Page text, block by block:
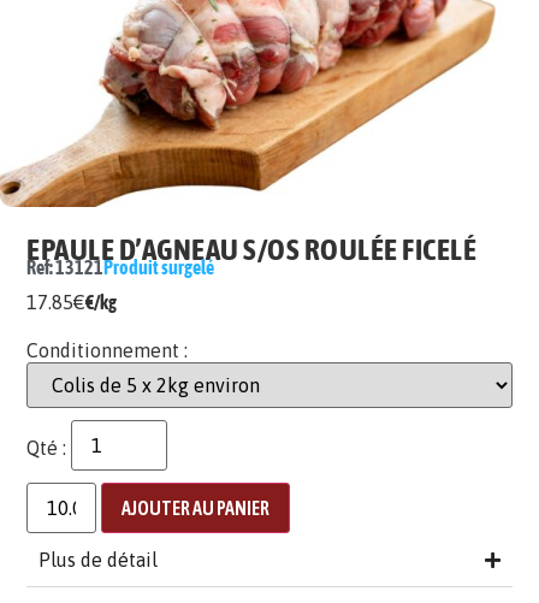
EPAULE D’AGNEAU S/OS ROULÉE FICELÉ
Ref: 13121Produit surgelé
17.85€€/kg
Conditionnement :
Qté :
AJOUTER AU PANIER
Plus de détail